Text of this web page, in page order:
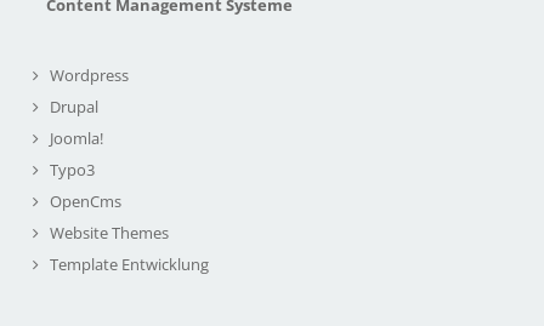
Wordpress
Drupal
Joomla!
Typo3
OpenCms
Website Themes
Template Entwicklung